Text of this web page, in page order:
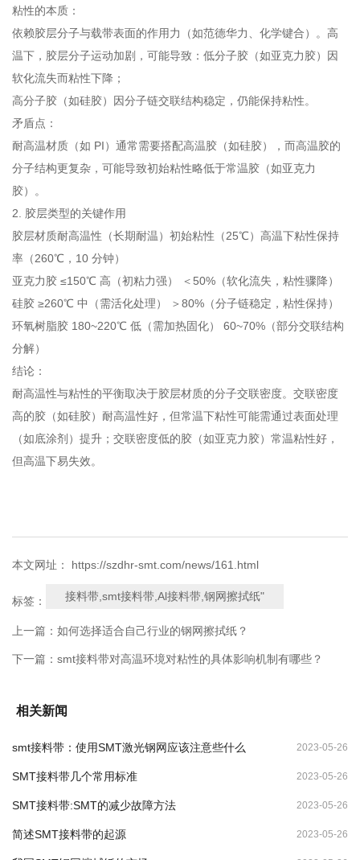
粘性的本质：
依赖胶层分子与载带表面的作用力（如范德华力、化学键合）。高
温下，胶层分子运动加剧，可能导致：低分子胶（如亚克力胶）因
软化流失而粘性下降；
高分子胶（如硅胶）因分子链交联结构稳定，仍能保持粘性。
矛盾点：
耐高温材质（如 PI）通常需要搭配高温胶（如硅胶），而高温胶的
分子结构更复杂，可能导致初始粘性略低于常温胶（如亚克力
胶）。
2. 胶层类型的关键作用
胶层材质耐高温性（长期耐温）初始粘性（25℃）高温下粘性保持
率（260℃，10 分钟）
亚克力胶 ≤150℃ 高（初粘力强） ＜50%（软化流失，粘性骤降）
硅胶 ≥260℃ 中（需活化处理） ＞80%（分子链稳定，粘性保持）
环氧树脂胶 180~220℃ 低（需加热固化） 60~70%（部分交联结构
分解）
结论：
耐高温性与粘性的平衡取决于胶层材质的分子交联密度。交联密度
高的胶（如硅胶）耐高温性好，但常温下粘性可能需通过表面处理
（如底涂剂）提升；交联密度低的胶（如亚克力胶）常温粘性好，
但高温下易失效。
本文网址： https://szdhr-smt.com/news/161.html
标签： 接料带,smt接料带,Al接料带,钢网擦拭纸"
上一篇： 如何选择适合自己行业的钢网擦拭纸？
下一篇： smt接料带对高温环境对粘性的具体影响机制有哪些？
相关新闻
2023-05-26
smt接料带：使用SMT激光钢网应该注意些什么
2023-05-26
SMT接料带几个常用标准
2023-05-26
SMT接料带:SMT的减少故障方法
2023-05-26
简述SMT接料带的起源